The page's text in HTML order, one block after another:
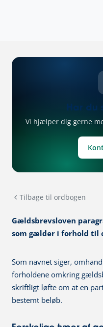
Tilbage til ordbogen
Gældsbrevsloven
som gælder i forhold til
Som navnet siger,
forholdene omkring
skriftligt løfte om at en
bestemt beløb.
Har du
Vi hjælper dig gerne